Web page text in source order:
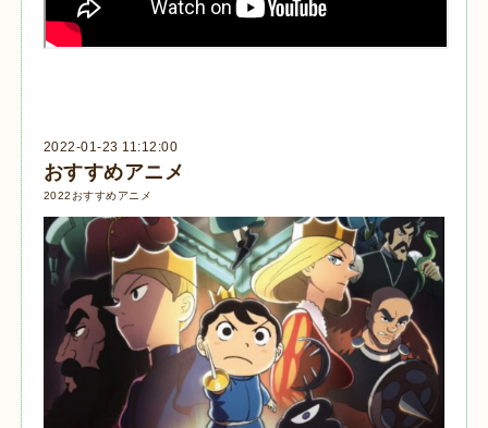
2022-01-23 11:12:00
おすすめアニメ
2022おすすめアニメ